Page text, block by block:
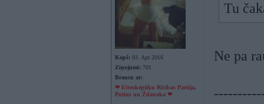
Kopš: 03. Apr 2016
Ziņojumi: 701
Braucu ar:
❤ Eiroskeptiķu Rīcības Partija,
Putins un Ždanoka ❤
Tu
Ne pa